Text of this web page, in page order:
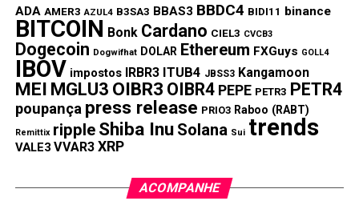
ADA AMER3 AZUL4 B3SA3 BBAS3 BBDC4 BIDI11 binance
BITCOIN Bonk Cardano CIEL3 CVCB3
Dogecoin Dogwifhat DOLAR Ethereum FXGuys GOLL4
IBOV impostos IRBR3 ITUB4 JBSS3 Kangamoon
MEI MGLU3 OIBR3 OIBR4 PEPE PETR3 PETR4
poupança press release PRIO3 Raboo (RABT)
Remittix ripple Shiba Inu Solana Sui trends
VALE3 VVAR3 XRP
ACOMPANHE